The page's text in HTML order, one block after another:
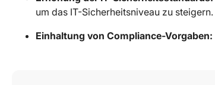
um das IT-Sicherheitsniveau zu steigern.
Einhaltung von Compliance-Vorgaben: